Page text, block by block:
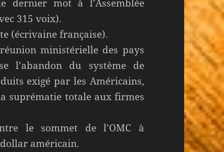
dernier mot à l’Assemblée
315 voix).
(écrivaine française).
ministérielle des pays
l’abandon du système de
exigé par les Américains,
suprématie totale aux firmes
le sommet de l’OMC à
dollar américain.